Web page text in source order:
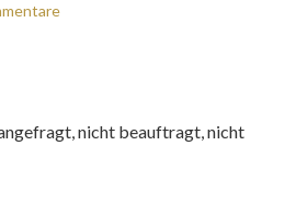
nicht beauftragt, nicht